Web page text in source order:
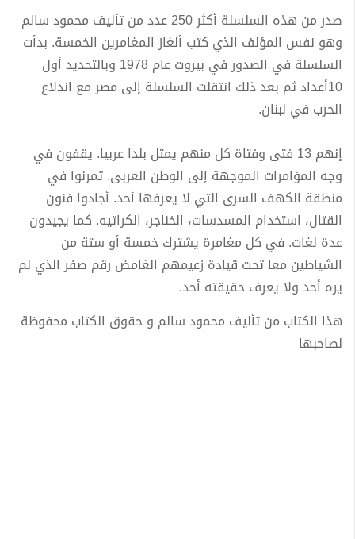
صدر من هذه السلسلة أكثر 250 عدد من تأليف محمود سالم
وهو نفس المؤلف الذي كتب ألغاز المغامرين الخمسة. بدأت
السلسلة في الصدور في بيروت عام 1978 وبالتحديد أول
10أعداد ثم بعد ذلك انتقلت السلسلة إلى مصر مع اندلاع
الحرب في لبنان.
إنهم 13 فتى وفتاة كل منهم يمثل بلدا عربيا. يقفون في
وجه المؤامرات الموجهة إلى الوطن العربى. تمرنوا في
منطقة الكهف السرى التي لا يعرفها أحد. أجادوا فنون
القتال، استخدام المسدسات، الخناجر، الكراتيه. كما يجيدون
عدة لغات. في كل مغامرة يشترك خمسة أو ستة من
الشياطين معا تحت قيادة زعيمهم الغامض رقم صفر الذي لم
يره أحد ولا يعرف حقيقته أحد.
هذا الكتاب من تأليف محمود سالم و حقوق الكتاب محفوظة
لصاحبها